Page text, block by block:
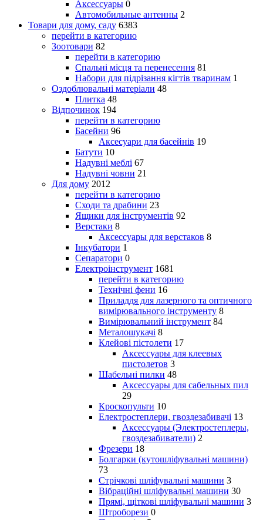
Аксессуары 0
Автомобильные антенны 2
Товари для дому, саду 6383
перейти в категорию
Зоотовари 82
перейти в категорию
Спальні місця та перенесення 81
Набори для підрізання кігтів тваринам 1
Оздоблювальні матеріали 48
Плитка 48
Відпочинок 194
перейти в категорию
Басейни 96
Аксесуари для басейнів 19
Батути 10
Надувні меблі 67
Надувні човни 21
Для дому 2012
перейти в категорию
Сходи та драбини 23
Ящики для інструментів 92
Верстаки 8
Аксессуары для верстаков 8
Інкубатори 1
Сепаратори 0
Електроінструмент 1681
перейти в категорию
Технічні фени 16
Приладдя для лазерного та оптичного
вимірювального інструменту 8
Вимірювальний інструмент 84
Металошукачі 8
Клейові пістолети 17
Аксессуары для клеевых
пистолетов 3
Шабельні пилки 48
Аксессуары для сабельных пил
29
Кроскопульти 10
Електростеплери, гвоздезабивачі 13
Аксессуары (Электростеплеры,
гвоздезабиватели) 2
Фрезери 18
Болгарки (кутошліфувальні машини)
73
Стрічкові шліфувальні машини 3
Вібраційні шліфувальні машини 30
Прямі, щіткові шліфувальні машини 3
Штроборези 0